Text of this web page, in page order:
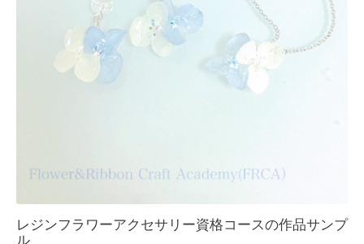
レジンフラワーアクセサリー資格コースの作品サンプ
ル